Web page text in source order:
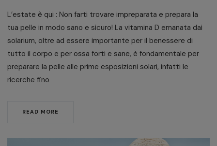
L’estate è qui : Non farti trovare impreparata e prepara la
tua pelle in modo sano e sicuro! La vitamina D emanata dai
solarium, oltre ad essere importante per il benessere di
tutto il corpo e per ossa forti e sane, è fondamentale per
preparare la pelle alle prime esposizioni solari, infatti le
ricerche fino
READ MORE